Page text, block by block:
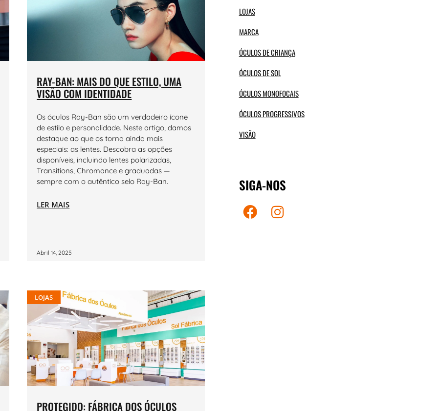
RAY-BAN: MAIS DO QUE ESTILO, UMA
VISÃO COM IDENTIDADE
Os óculos Ray-Ban são um verdadeiro ícone
de estilo e personalidade. Neste artigo, damos
destaque ao que os torna ainda mais
especiais: as lentes. Descobra as opções
disponíveis, incluindo lentes polarizadas,
Transitions, Chromance e graduadas —
sempre com o autêntico selo Ray-Ban.
LER MAIS
Abril 14, 2025
LOJAS
PROTEGIDO: FÁBRICA DOS ÓCULOS
LOJAS
MARCA
ÓCULOS DE CRIANÇA
ÓCULOS DE SOL
ÓCULOS MONOFOCAIS
ÓCULOS PROGRESSIVOS
VISÃO
SIGA-NOS